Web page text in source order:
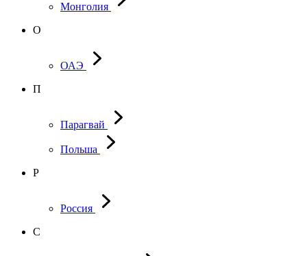
Монголия
О
ОАЭ
П
Парагвай
Польша
Р
Россия
С